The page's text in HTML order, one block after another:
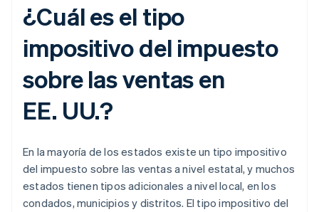
¿Cuál es el tipo
impositivo del impuesto
sobre las ventas en
EE. UU.?
En la mayoría de los estados existe un tipo impositivo
del impuesto sobre las ventas a nivel estatal, y muchos
estados tienen tipos adicionales a nivel local, en los
condados, municipios y distritos. El tipo impositivo del